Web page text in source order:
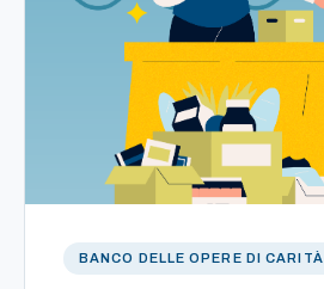
BANCO DELLE OPERE DI CARITÀ